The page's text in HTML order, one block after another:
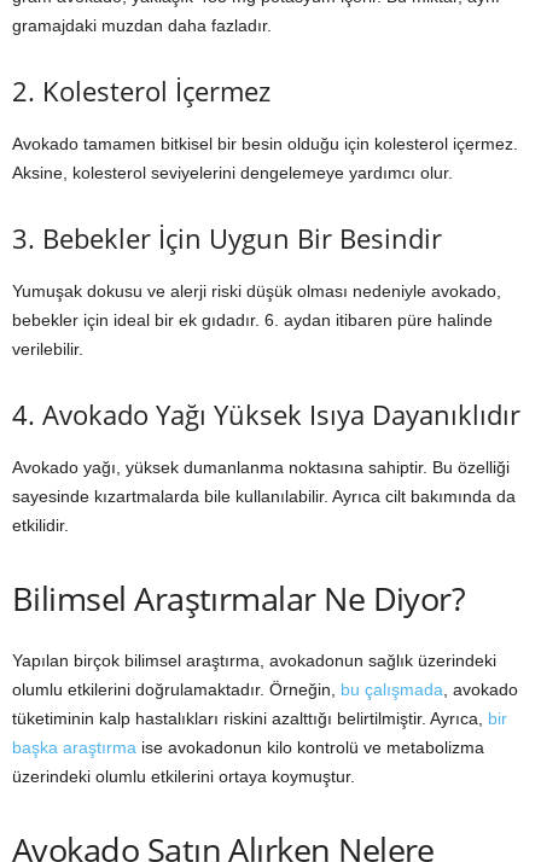
gramajdaki muzdan daha fazladır.
2. Kolesterol İçermez
Avokado tamamen bitkisel bir besin olduğu için kolesterol içermez.
Aksine, kolesterol seviyelerini dengelemeye yardımcı olur.
3. Bebekler İçin Uygun Bir Besindir
Yumuşak dokusu ve alerji riski düşük olması nedeniyle avokado,
bebekler için ideal bir ek gıdadır. 6. aydan itibaren püre halinde
verilebilir.
4. Avokado Yağı Yüksek Isıya Dayanıklıdır
Avokado yağı, yüksek dumanlanma noktasına sahiptir. Bu özelliği
sayesinde kızartmalarda bile kullanılabilir. Ayrıca cilt bakımında da
etkilidir.
Bilimsel Araştırmalar Ne Diyor?
Yapılan birçok bilimsel araştırma, avokadonun sağlık üzerindeki
olumlu etkilerini doğrulamaktadır. Örneğin, bu çalışmada , avokado
tüketiminin kalp hastalıkları riskini azalttığı belirtilmiştir. Ayrıca, bir
başka araştırma ise avokadonun kilo kontrolü ve metabolizma
üzerindeki olumlu etkilerini ortaya koymuştur.
Avokado Satın Alırken Nelere